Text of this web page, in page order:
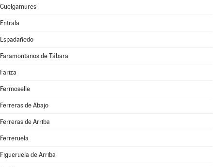
Cuelgamures
Entrala
Espadañedo
Faramontanos de Tábara
Fariza
Fermoselle
Ferreras de Abajo
Ferreras de Arriba
Ferreruela
Figueruela de Arriba